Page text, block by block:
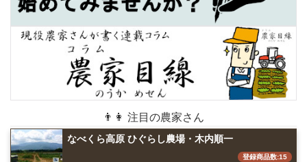
👨👩 注目の農家さん
なべくら高原 ひぐらし農場・木内順一
登録商品数:15